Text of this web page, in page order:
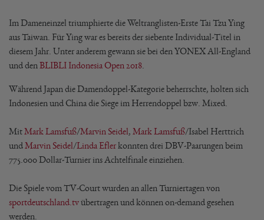
Im Dameneinzel triumphierte die Weltranglisten-Erste Tai Tzu Ying
aus Taiwan. Für Ying war es bereits der siebente Individual-Titel in
diesem Jahr. Unter anderem gewann sie bei den YONEX All-England
und den BLIBLI Indonesia Open 2018
Während Japan die Damendoppel-Kategorie beherrschte, holten sich
Indonesien und China die Siege im Herrendoppel bzw. Mixed.
MitMark Lamsfuß/Marvin Seidel, Mark Lamsfuß/Isabel Herttrich
undMarvin Seidel/Linda Efler konnten drei DBV-Paarungen beim
775.000 Dollar-Turnier ins Achtelfinale einziehen.
Die Spiele vom TV-Court wurden an allen Turniertagen von
sportdeutschland.tvübertragen und können on-demand gesehen
werden.